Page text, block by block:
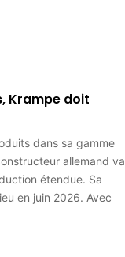
Krampe doit
dans sa gamme
allemand va
étendue. Sa
en juin 2026. Avec